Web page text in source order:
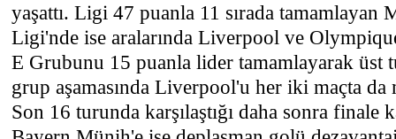
yaşattı. Ligi 47 puanla 11 sırada tamamlayan
Ligi'nde ise aralarında Liverpool ve
E Grubunu 15 puanla lider tamamlayarak üst
grup aşamasında Liverpool'u her iki maçta da
Son 16 turunda karşılaştığı daha sonra finale